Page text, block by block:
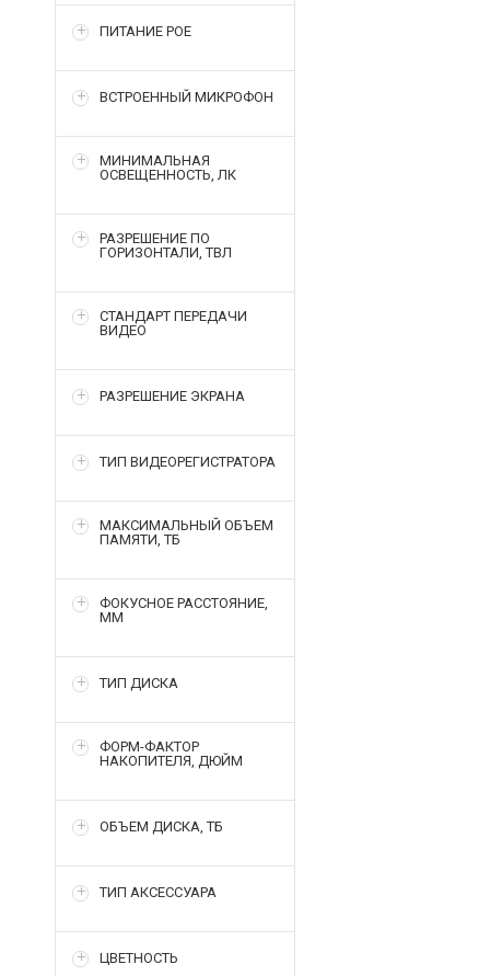
ПИТАНИЕ POE
ВСТРОЕННЫЙ МИКРОФОН
МИНИМАЛЬНАЯ
ОСВЕЩЕННОСТЬ, ЛК
РАЗРЕШЕНИЕ ПО
ГОРИЗОНТАЛИ, ТВЛ
СТАНДАРТ ПЕРЕДАЧИ
ВИДЕО
РАЗРЕШЕНИЕ ЭКРАНА
ТИП ВИДЕОРЕГИСТРАТОРА
МАКСИМАЛЬНЫЙ ОБЪЕМ
ПАМЯТИ, ТБ
ФОКУСНОЕ РАССТОЯНИЕ,
ММ
ТИП ДИСКА
ФОРМ-ФАКТОР
НАКОПИТЕЛЯ, ДЮЙМ
ОБЪЕМ ДИСКА, ТБ
ТИП АКСЕССУАРА
ЦВЕТНОСТЬ